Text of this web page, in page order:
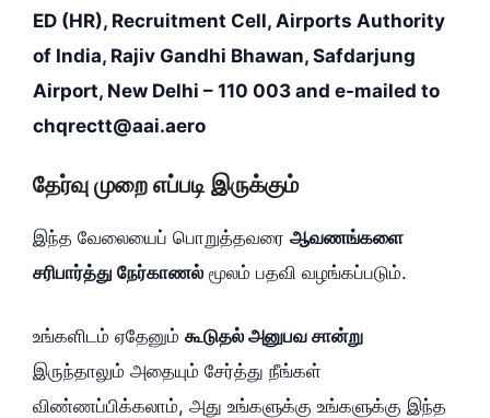
ED (HR), Recruitment Cell, Airports Authority
of India, Rajiv Gandhi Bhawan, Safdarjung
Airport, New Delhi – 110 003 and e-mailed to
chqrectt@aai.aero
தேர்வு முறை எப்படி இருக்கும்
இந்த வேலையைப் பொறுத்தவரை ஆவணங்களை
சரிபார்த்து நேர்காணல் மூலம் பதவி வழங்கப்படும்.
உங்களிடம் ஏதேனும் கூடுதல் அனுபவ சான்று
இருந்தாலும் அதையும் சேர்த்து நீங்கள்
விண்ணப்பிக்கலாம், அது உங்களுக்கு உங்களுக்கு இந்த